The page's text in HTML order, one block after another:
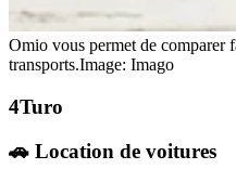
Omio vous permet de comparer
transports.Image: Imago
Turo
🚗 Location de voitures